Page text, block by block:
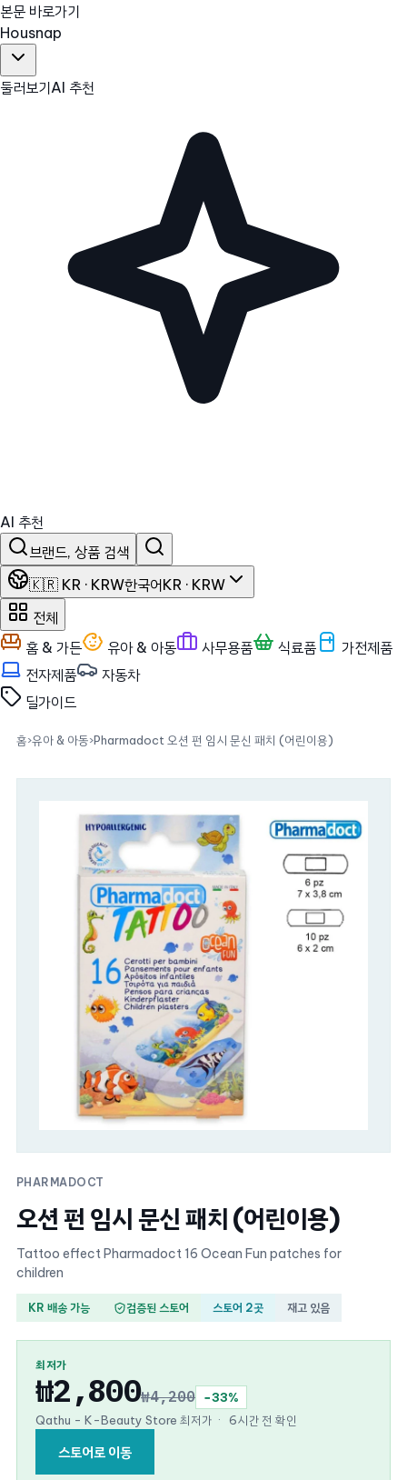
본문 바로가기
Housnap
둘러보기AI 추천
AI 추천
브랜드, 상품 검색
🇰🇷 KR · KRW한국어KR · KRW
전체
홈 & 가든
유아 & 아동 사무용품 식료품
가전제품
전자제품
자동차
딜가이드
홈›유아 & 아동›Pharmadoct 오션 펀 임시 문신 패치 (어린이용)
PHARMADOCT
오션 펀 임시 문신 패치 (어린이용)
Tattoo effect Pharmadoct 16 Ocean Fun patches for
children
KR 배송 가능 검증된 스토어 스토어 2곳 재고 있음
최저가
₩2,800₩4,200
−33%
Qathu - K-Beauty Store 최저가 · 6시간 전 확인
스토어로 이동